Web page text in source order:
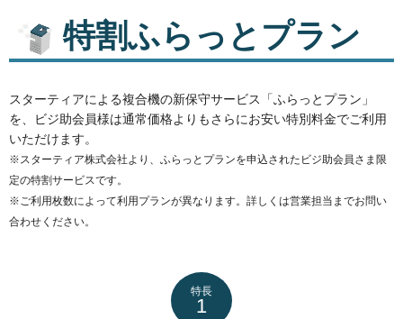
特割ふらっとプラン
スターティアによる複合機の新保守サービス「ふらっとプラン」
を、ビジ助会員様は通常価格よりもさらにお安い特別料金でご利用
いただけます。
※スターティア株式会社より、ふらっとプランを申込されたビジ助会員さま限
定の特割サービスです。
※ご利用枚数によって利用プランが異なります。詳しくは営業担当までお問い
合わせください。
特長
1